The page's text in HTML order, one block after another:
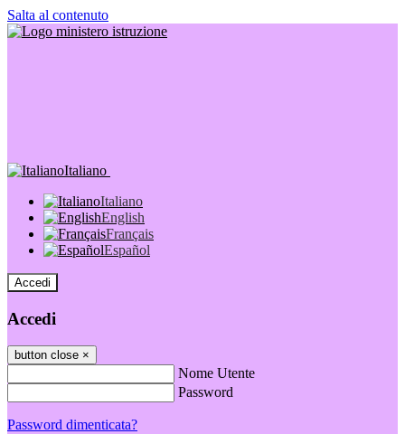
Salta al contenuto
Italiano
Italiano
English
Français
Español
Accedi
Accedi
button close ×
Nome Utente
Password
Password dimenticata?